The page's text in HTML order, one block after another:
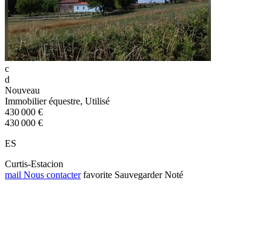
c
d
Nouveau
Immobilier équestre, Utilisé
430 000 €
430 000 €
ES
Curtis-Estacion
mail Nous contacter favorite Sauvegarder Noté